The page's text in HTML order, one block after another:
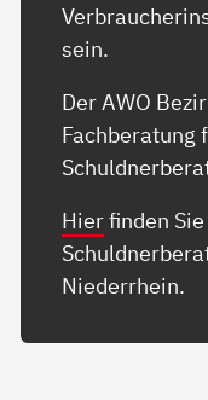
sein.
Der AWO
Fachberatung
Hierfinden
Niederrhein.